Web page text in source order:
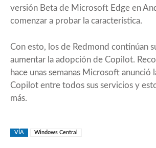
versión Beta de Microsoft Edge en
comenzar a probar la característica.
Con esto, los de Redmond continúan
aumentar la adopción de Copilot.
hace unas semanas Microsoft anunció
Copilot entre todos sus servicios y
más.
VÍA Windows Central